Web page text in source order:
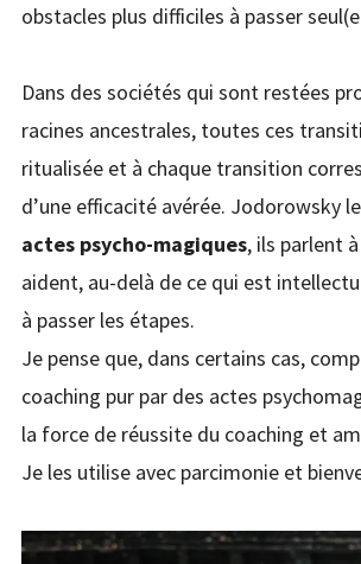
obstacles plus difficiles à passer
Dans des sociétés qui sont restées
racines ancestrales, toutes ces
ritualisée et à chaque transition
d’une efficacité avérée. Jodorowsky
actes psycho-magiques, ils parlent
aident, au-delà de ce qui est
à passer les étapes.
Je pense que, dans certains cas,
coaching pur par des actes
la force de réussite du coaching et
Je les utilise avec parcimonie et